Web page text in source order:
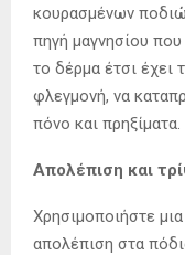
κουρασμένων
πηγή μαγνησίου
το δέρμα έτσι έχει
φλεγμονή, να
πόνο και πρηξίματα.
Απολέπιση και
Χρησιμοποιήστε
απολέπιση στα